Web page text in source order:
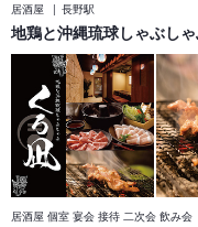
居酒屋 長野駅
地鶏と沖縄琉球しゃぶし
居酒屋 個室 宴会 接待 二次会 飲み会